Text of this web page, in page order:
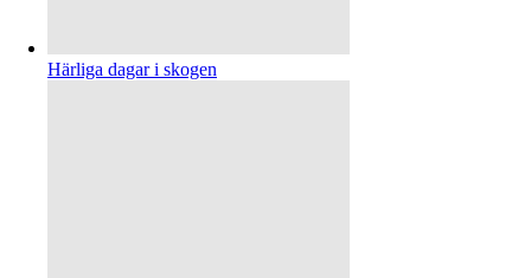
Härliga dagar i skogen